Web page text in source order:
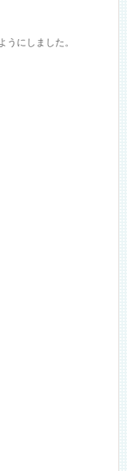
うにしました。